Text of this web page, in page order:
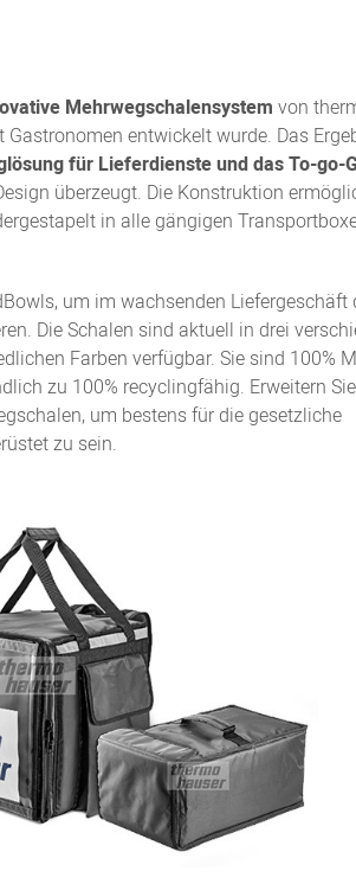
Mehrwegschalensystem von
entwickelt wurde. Das
für Lieferdienste und das To-go-
überzeugt. Die Konstruktion
in alle gängigen
um im wachsenden Liefergeschäft
Die Schalen sind aktuell in drei
Farben verfügbar. Sie sind 100%
zu 100% recyclingfähig. Erweitern
um bestens für die gesetzliche
zu sein.